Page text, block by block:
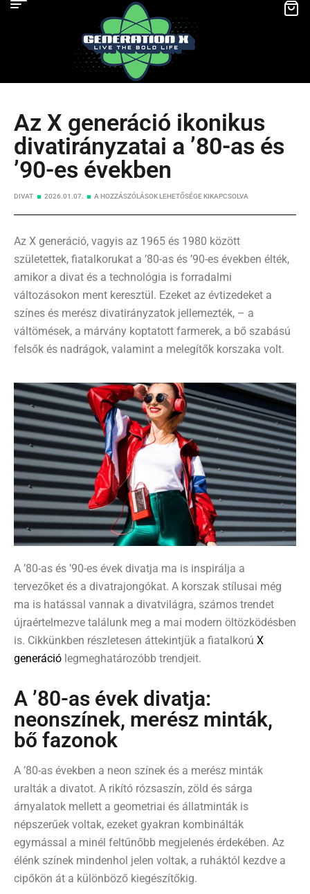
Az X generáció ikonikus
divatirányzatai a ’80-as és
’90-es években
DIVAT 2026.01.07. A HOZZÁSZÓLÁSOK LEHETŐSÉGE KIKAPCSOLVA
Az X generáció, vagyis az 1965 és 1980 között
születettek, fiatalkorukat a ’80-as és ’90-es években élték,
amikor a divat és a technológia is forradalmi
változásokon ment keresztül. Ezeket az évtizedeket a
színes és merész divatirányzatok jellemezték, – a
váltömések, a márvány koptatott farmerek, a bő szabású
felsők és nadrágok, valamint a melegítők korszaka volt.
A ’80-as és ’90-es évek divatja ma is inspirálja a
tervezőket és a divatrajongókat. A korszak stílusai még
ma is hatással vannak a divatvilágra, számos trendet
újraértelmezve találunk meg a mai modern öltözködésben
is. Cikkünkben részletesen áttekintjük a fiatalkorú X
generáció legmeghatározóbb trendjeit.
A ’80-as évek divatja:
neonszínek, merész minták,
bő fazonok
A ’80-as években a neon színek és a merész minták
uralták a divatot. A rikító rózsaszín, zöld és sárga
árnyalatok mellett a geometriai és állatminták is
népszerűek voltak, ezeket gyakran kombinálták
egymással a minél feltűnőbb megjelenés érdekében. Az
élénk színek mindenhol jelen voltak, a ruháktól kezdve a
cipőkön át a különböző kiegészítőkig.